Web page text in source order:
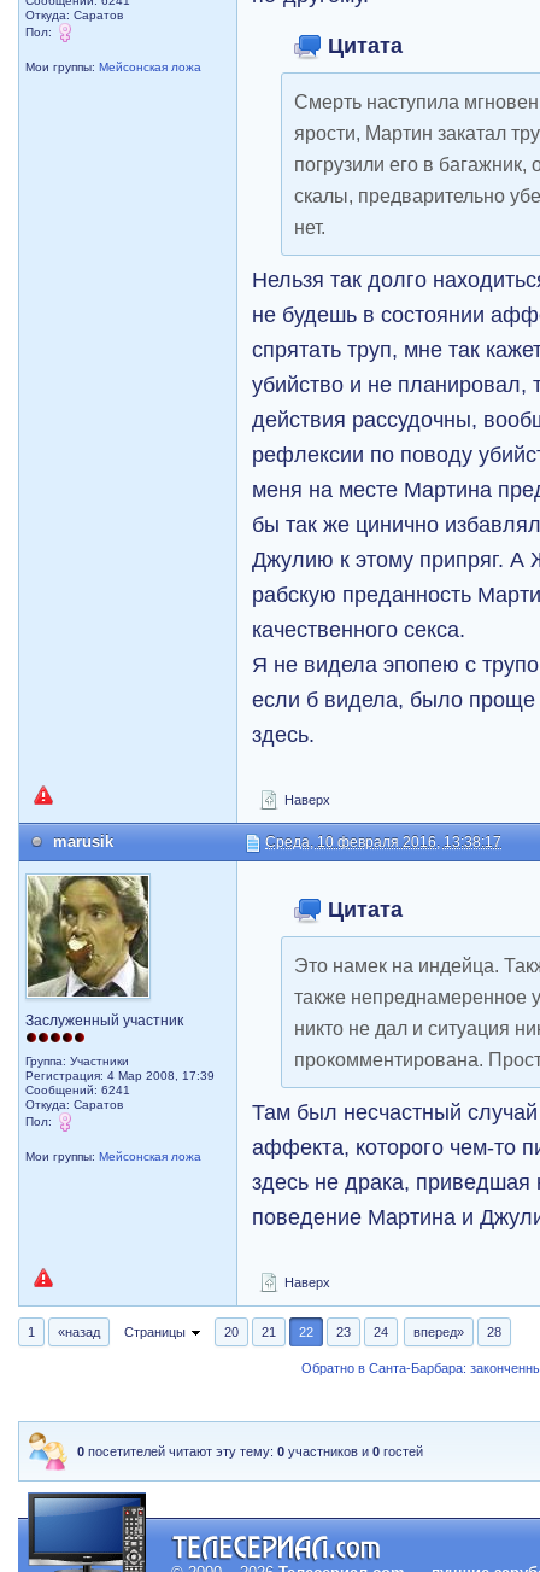
Откуда: Саратов
Пол:
Мои группы:Мейсонская ложа
Цитата
Смерть наступила
ярости, Мартин закатал
погрузили его в
скалы, предварительно
нет.
Нельзя так долго
не будешь в состоянии
спрятать труп, мне так
убийство и не планировал,
действия рассудочны,
рефлексии по поводу
меня на месте Мартина
бы так же цинично
Джулию к этому припряг. А
рабскую преданность
качественного секса.
Я не видела эпопею с
если б видела, было проще
здесь.
Наверх
marusik Среда, 10 февраля 2016, 13:38:17
Заслуженный участник
Группа: Участники
Регистрация: 4 Мар 2008, 17:39
Сообщений: 6241
Откуда: Саратов
Пол:
Мои группы:Мейсонская ложа
Цитата
Это намек на индейца.
также непреднамеренное
никто не дал и ситуация
прокомментирована.
Там был несчастный
аффекта, которого чем-то
здесь не драка,
поведение Мартина и
Наверх
1 «назад Страницы 20 21 22 23 24 вперед» 28
Обратно в Санта-Барбара:
0 посетителей читают эту тему:0 участников и0 гостей